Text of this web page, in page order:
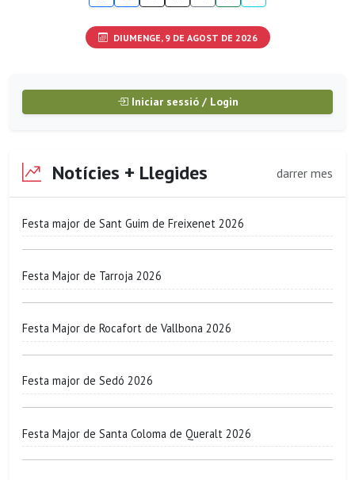
DIUMENGE, 9 DE AGOST DE 2026
Iniciar sessió / Login
Notícies + Llegides darrer mes
Festa major de Sant Guim de Freixenet 2026
Festa Major de Tarroja 2026
Festa Major de Rocafort de Vallbona 2026
Festa major de Sedó 2026
Festa Major de Santa Coloma de Queralt 2026